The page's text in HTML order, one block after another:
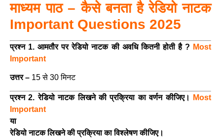
माध्यम पाठ – कैसे बनता है रेडियो नाटक
Important Questions 2025
प्रश्न 1. आमतौर पर रेडियो नाटक की अवधि कितनी होती है ? Most
Important
उत्तर – 15 से 30 मिनट
प्रश्न 2. रेडियो नाटक लिखने की प्रक्रिया का वर्णन कीजिए।
Most
Important
या
रेडियो नाटक लिखने की प्रक्रिया का विश्लेषण कीजिए।